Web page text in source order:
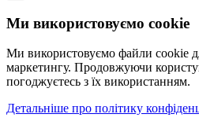
Ми використовуємо cookie
Ми використовуємо файли cookie
маркетингу. Продовжуючи
погоджуєтесь з їх використанням.
Детальніше про політику